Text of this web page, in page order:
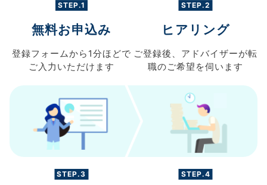
STEP.1
無料お申込み
登録フォームから 1分ほどで
ご入力 いただけます
STEP.2
ヒアリング
ご登録後、 アドバイザーが転
職のご希望を伺います
STEP.3 STEP.4